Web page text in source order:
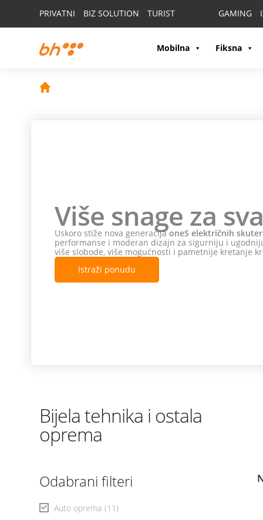
PRIVATNI BIZ SOLUTION TURIST GAMING
Mobilna Fiksna
Više snage za
Uskoro stiže nova generacijaoneS električnih
performanse i moderan dizajn za sigurniju i
više slobode, više mogućnosti i pametnije kretanje
Istraži ponudu
Bijela tehnika i ostala
oprema
Odabrani filteri
Auto oprema (11)